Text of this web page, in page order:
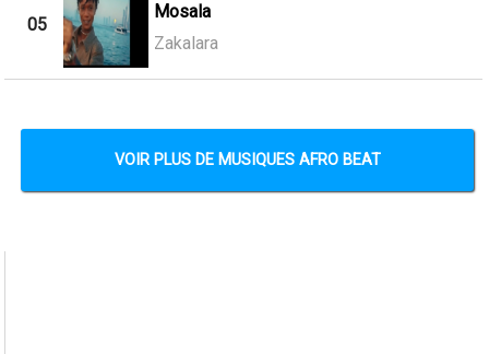
05
Mosala
Zakalara
VOIR PLUS DE MUSIQUES AFRO BEAT